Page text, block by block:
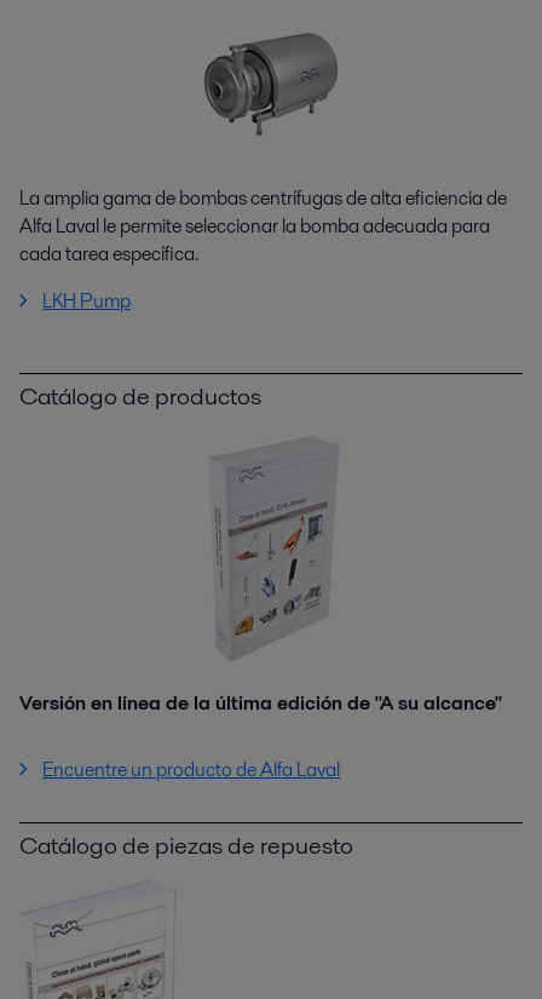
La amplia gama de bombas centrífugas de alta eficiencia de
Alfa Laval le permite seleccionar la bomba adecuada para
cada tarea específica.
LKH Pump
Catálogo de productos
Versión en línea de la última edición de "A su alcance"
Encuentre un producto de Alfa Laval
Catálogo de piezas de repuesto